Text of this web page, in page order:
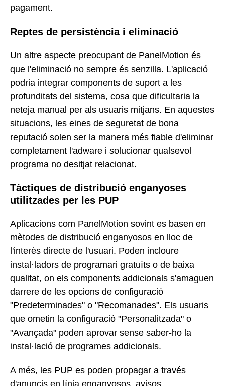
pagament.
Reptes de persistència i eliminació
Un altre aspecte preocupant de PanelMotion és
que l'eliminació no sempre és senzilla. L'aplicació
podria integrar components de suport a les
profunditats del sistema, cosa que dificultaria la
neteja manual per als usuaris mitjans. En aquestes
situacions, les eines de seguretat de bona
reputació solen ser la manera més fiable d'eliminar
completament l'adware i solucionar qualsevol
programa no desitjat relacionat.
Tàctiques de distribució enganyoses
utilitzades per les PUP
Aplicacions com PanelMotion sovint es basen en
mètodes de distribució enganyosos en lloc de
l'interès directe de l'usuari. Poden incloure
instal·ladors de programari gratuïts o de baixa
qualitat, on els components addicionals s'amaguen
darrere de les opcions de configuració
"Predeterminades" o "Recomanades". Els usuaris
que ometin la configuració "Personalitzada" o
"Avançada" poden aprovar sense saber-ho la
instal·lació de programes addicionals.
A més, les PUP es poden propagar a través